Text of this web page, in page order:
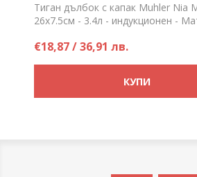
Тиган дълбок с капак Muhler Nia
26х7.5см - 3.4л - индукционен -
електрически, газови,
€18,87 / 36,91 лв.